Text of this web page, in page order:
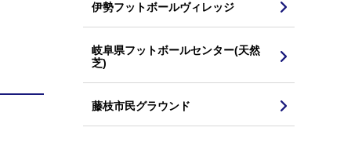
伊勢フットボールヴィレッジ
岐阜県フットボールセンター(天然
芝)
藤枝市民グラウンド